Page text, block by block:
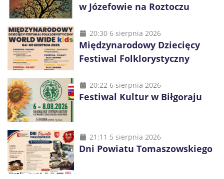
w Józefowie na Roztoczu
20:30 6 sierpnia 2026
Międzynarodowy Dziecięcy
Festiwal Folklorystyczny
20:22 6 sierpnia 2026
Festiwal Kultur w Biłgoraju
21:11 5 sierpnia 2026
Dni Powiatu Tomaszowskiego